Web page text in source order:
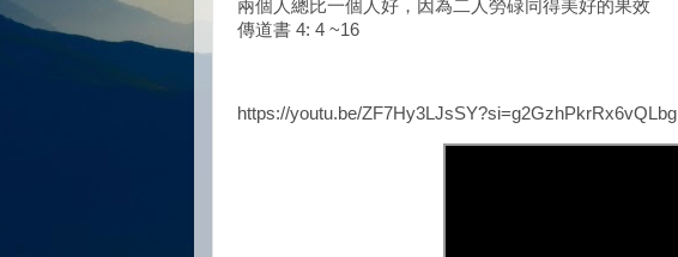
兩個人總比一個人好，因為二人勞碌同得美好的果效
傳道書 4: 4 ~16
https://youtu.be/ZF7Hy3LJsSY?si=g2GzhPkrRx6vQLbg